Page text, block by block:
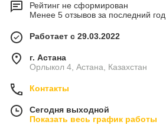
Рейтинг не сформирован
Менее 5 отзывов за последний год
Работает с 29.03.2022
г. Астана
Орлыкол 4, Астана, Казахстан
Контакты
Сегодня выходной
Показать весь график работы